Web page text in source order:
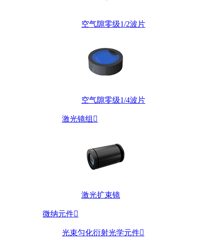
空气隙零级1/2波片
空气隙零级1/4波片
激光镜组 
激光扩束镜
微纳元件
光束匀化衍射光学元件